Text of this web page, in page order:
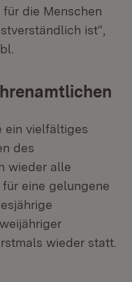
die Menschen
ist“,
ein vielfältiges
des
wieder alle
eine gelungene
wieder statt.